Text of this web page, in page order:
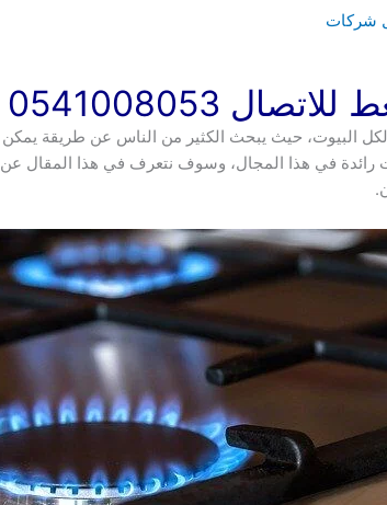
شركات
0541008053
البيوت، حيث يبحث الكثير من الناس عن طريقة يمكن
رائدة في هذا المجال، وسوف نتعرف في هذا المقال